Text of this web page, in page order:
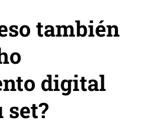
también
digital
set?